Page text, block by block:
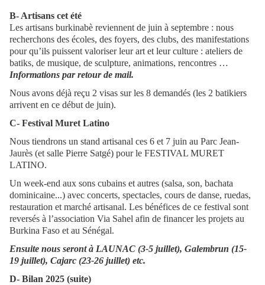
B- Artisans cet été
Les artisans burkinabè reviennent de juin à septembre : nous
recherchons des écoles, des foyers, des clubs, des manifestations
pour qu’ils puissent valoriser leur art et leur culture : ateliers de
batiks, de musique, de sculpture, animations, rencontres …
Informations par retour de mail.
Nous avons déjà reçu 2 visas sur les 8 demandés (les 2 batikiers
arrivent en ce début de juin).
C- Festival Muret Latino
Nous tiendrons un stand artisanal ces 6 et 7 juin au Parc Jean-
Jaurès (et salle Pierre Satgé) pour le FESTIVAL MURET
LATINO.
Un week-end aux sons cubains et autres (salsa, son, bachata
dominicaine...) avec concerts, spectacles, cours de danse, ruedas,
restauration et marché artisanal. Les bénéfices de ce festival sont
reversés à l’association Via Sahel afin de financer les projets au
Burkina Faso et au Sénégal.
Ensuite nous seront à LAUNAC (3-5 juillet), Galembrun (15-
19 juillet), Cajarc (23-26 juillet) etc.
D- Bilan 2025 (suite)